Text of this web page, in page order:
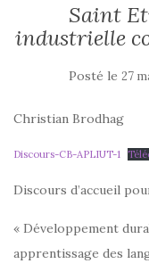
Saint
industrielle
Posté le 27
Christian Brodhag
Discours-CB-APLIUT-1
Discours d’accueil
« Développement
apprentissage des